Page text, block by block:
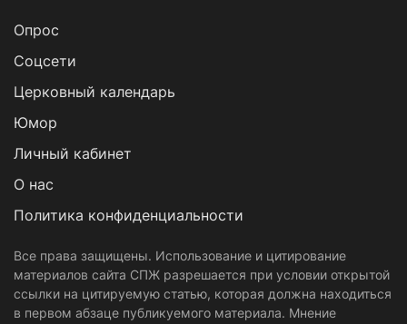
Опрос
Cоцсети
Церковный календарь
Юмор
Личный кабинет
О нас
Политика конфиденциальности
Все права защищены. Использование и цитирование
материалов сайта СПЖ разрешается при условии открытой
ссылки на цитируемую статью, которая должна находиться
в первом абзаце публикуемого материала. Мнение